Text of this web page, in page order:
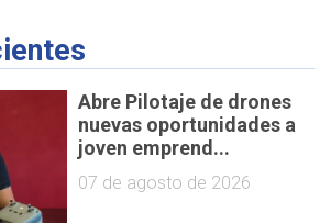
Abre Pilotaje de drones
nuevas oportunidades a
joven emprend...
07 de agosto de 2026